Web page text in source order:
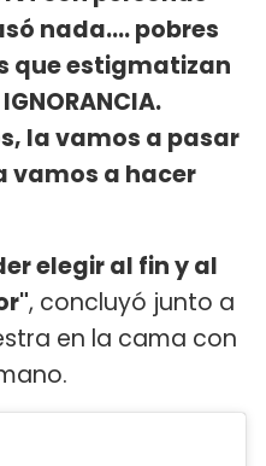
nada.... pobres
que estigmatizan
la vamos a pasar
vamos a hacer
elegir al fin y al
, concluyó junto a
en la cama con